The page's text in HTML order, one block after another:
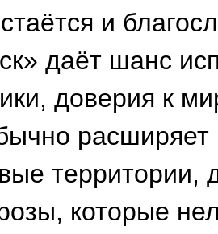
и
даёт шанс
доверия к
территории,
которые